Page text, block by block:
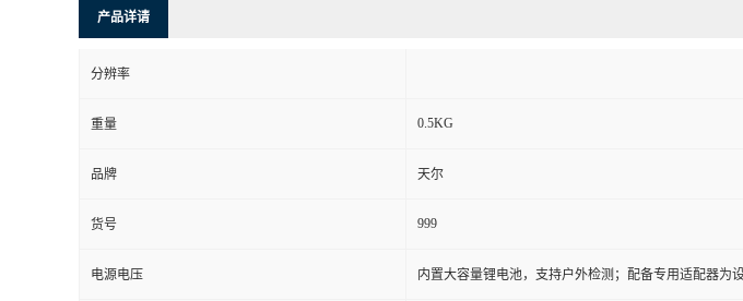
产品详请
分辨率
重量 0.5KG
品牌 天尔
货号 999
电源电压 内置大容量锂电池，支持户外检测；配备专用适配器为